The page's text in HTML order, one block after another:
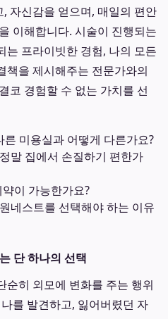
자신감을 얻으며, 매일의 편안
이해합니다. 시술이 진행되는
는 프라이빗한 경험, 나의 모든
책을 제시해주는 전문가와의
코 경험할 수 없는 가치를 선
미용실과 어떻게 다른가요?
말 집에서 손질하기 편한가
이 가능한가요?
네스트를 선택해야 하는 이유
단 하나의 선택
순히 외모에 변화를 주는 행위
를 발견하고, 잃어버렸던 자